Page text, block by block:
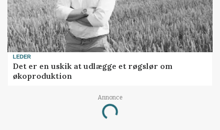
LEDER
Det er en uskik at udlægge et røgslør om
økoproduktion
Annonce
Loading...